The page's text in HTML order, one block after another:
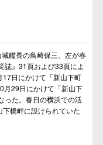
艦長の鳥崎保三、左が春
誌』31頁および33頁によ
日にかけて「新山下町
月29日にかけて「新山下
った。春日の横浜での活
橋畔に設けられていた